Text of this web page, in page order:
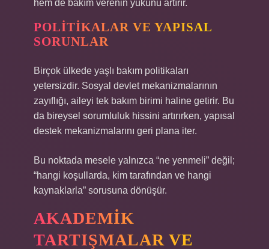
hem de bakım verenin yükünü artırır.
POLITIKALAR VE YAPISAL
SORUNLAR
Birçok ülkede yaşlı bakım politikaları
yetersizdir. Sosyal devlet mekanizmalarının
zayıflığı, aileyi tek bakım birimi haline getirir. Bu
da bireysel sorumluluk hissini artırırken, yapısal
destek mekanizmalarını geri plana iter.
Bu noktada mesele yalnızca “ne yenmeli” değil;
“hangi koşullarda, kim tarafından ve hangi
kaynaklarla” sorusuna dönüşür.
AKADEMIK
TARTIŞMALAR VE